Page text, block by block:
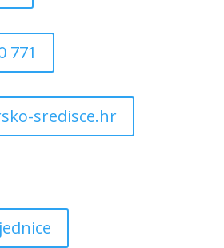
771
sredisce.hr